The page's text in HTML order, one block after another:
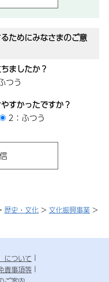
ためにみなさまのご意
ましたか？
つう
すかったですか？
2：ふつう
歴史・文化 > 文化振興事業 >
について
責事項等